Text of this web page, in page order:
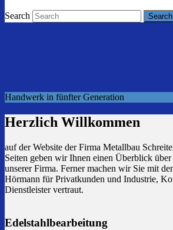
Search
Handwerk in fünfter Generation
Herzlich Willkommen
auf der Website der Firma Metallbau
Seiten geben wir Ihnen einen Überblick
unserer Firma. Ferner machen wir Sie mit
Hörmann für Privatkunden und Industrie,
Dienstleister vertraut.
Edelstahlbearbeitung